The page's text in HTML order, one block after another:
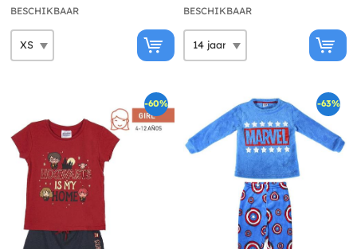
BESCHIKBAAR BESCHIKBAAR
-60% -63%